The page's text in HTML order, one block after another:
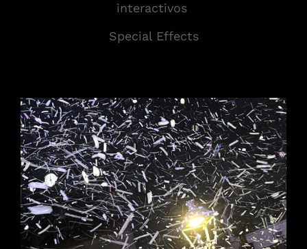
interactivos
Special Effects